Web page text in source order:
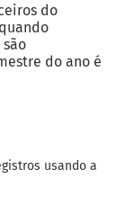
do
do ano é
usando a